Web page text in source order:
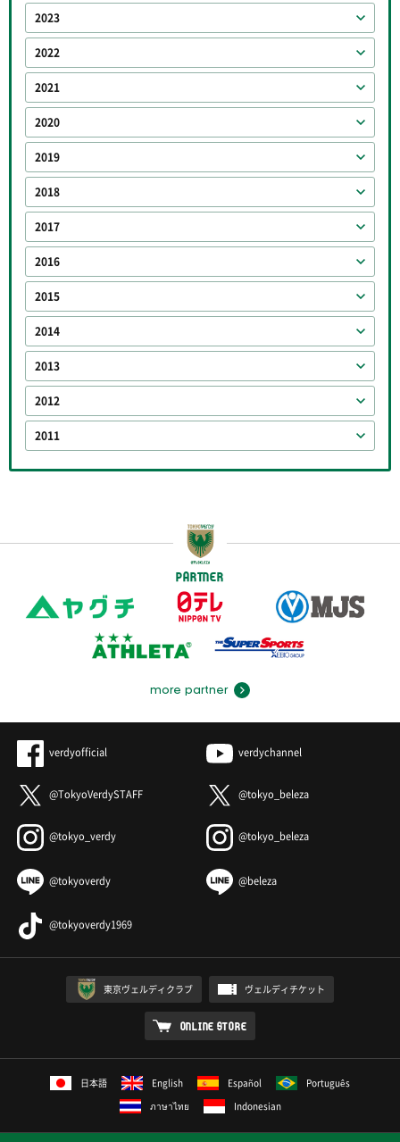
2023
2022
2021
2020
2019
2018
2017
2016
2015
2014
2013
2012
2011
PARTNER
more partner
verdyofficial verdychannel
@TokyoVerdySTAFF @tokyo_beleza
@tokyo_verdy @tokyo_beleza
@tokyoverdy @beleza
@tokyoverdy1969
東京ヴェルディクラブ ヴェルディチケット
ONLINE STORE
日本語 English Español
Português
ภาษาไทย
Indonesian